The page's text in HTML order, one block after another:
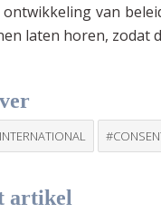
van
laten horen, zodat
artikel